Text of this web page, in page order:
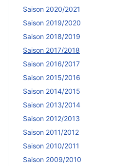
Saison 2020/2021
Saison 2019/2020
Saison 2018/2019
Saison 2017/2018
Saison 2016/2017
Saison 2015/2016
Saison 2014/2015
Saison 2013/2014
Saison 2012/2013
Saison 2011/2012
Saison 2010/2011
Saison 2009/2010